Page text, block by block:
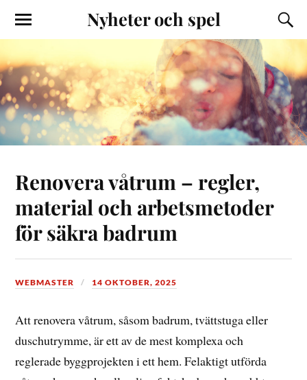
Nyheter och spel
Renovera våtrum – regler,
material och arbetsmetoder
för säkra badrum
WEBMASTER 14 OKTOBER, 2025
Att renovera våtrum, såsom badrum, tvättstuga eller
duschutrymme, är ett av de mest komplexa och
reglerade byggprojekten i ett hem. Felaktigt utförda